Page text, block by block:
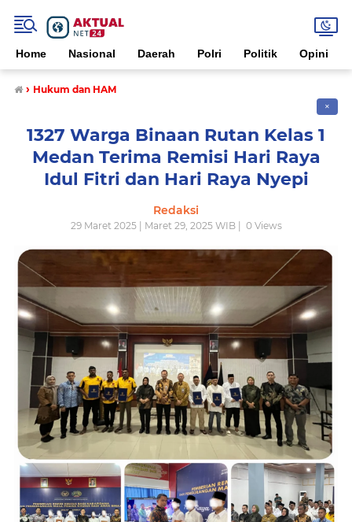
Home Nasional Daerah Polri Politik Opini
› Hukum dan HAM
✕
1327 Warga Binaan Rutan Kelas 1
Medan Terima Remisi Hari Raya
Idul Fitri dan Hari Raya Nyepi
Redaksi
29 Maret 2025 | Maret 29, 2025 WIB | 0Views